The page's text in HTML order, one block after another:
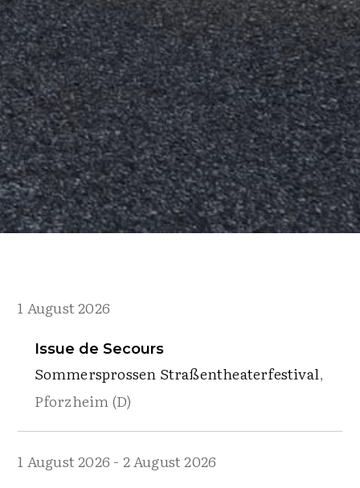
1 August 2026
Issue de Secours
Sommersprossen Straßentheaterfestival,
Pforzheim (D)
1 August 2026 - 2 August 2026